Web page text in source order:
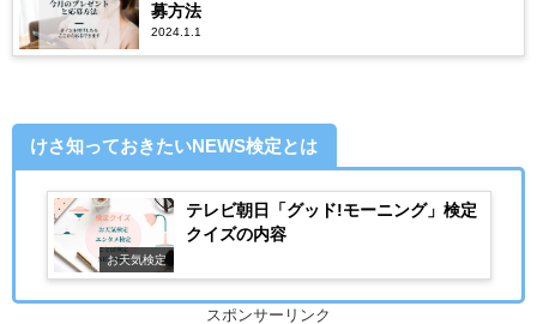
募方法
2024.1.1
けさ知っておきたいNEWS検定とは
お天気検定
テレビ朝日「グッド!モーニング」検定
クイズの内容
スポンサーリンク